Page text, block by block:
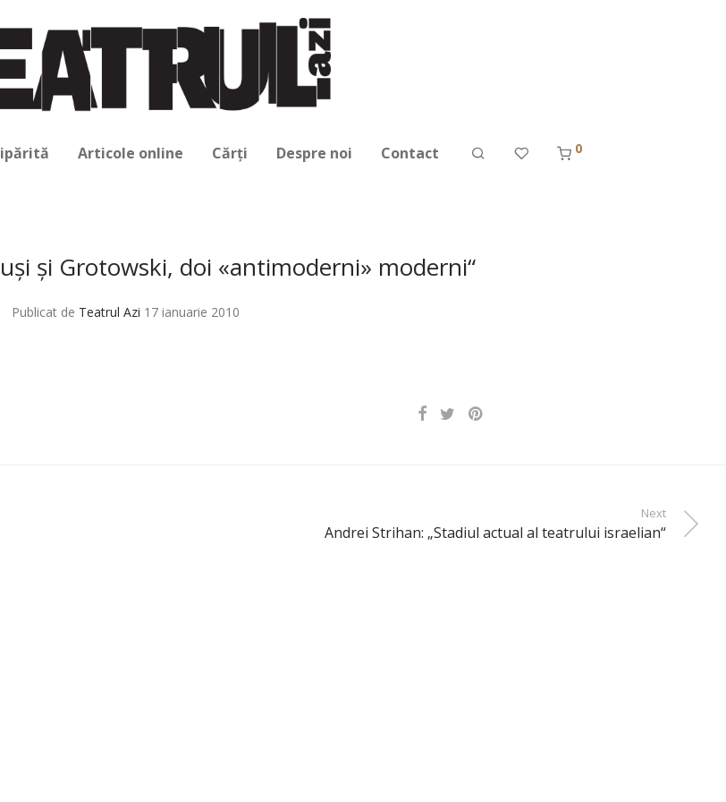
Articole online Cărți Despre noi Contact 0
şi Grotowski, doi «antimoderni» moderni“
Publicat de Teatrul Azi 17 ianuarie 2010
Next
Andrei Strihan: „Stadiul actual al teatrului israelian“